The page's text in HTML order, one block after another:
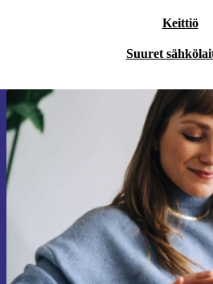
Keittiö
Suuret
Liity ensimmäistä
tilaajaksi ja säästä
Älä missaa enää
Pyydä
Lisätietoja henkilötietojen käytöstä löydät